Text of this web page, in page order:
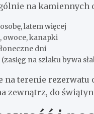
na kamiennych
latem więcej
owoce, kanapki
dni
na szlaku bywa
na terenie
zewnątrz, do